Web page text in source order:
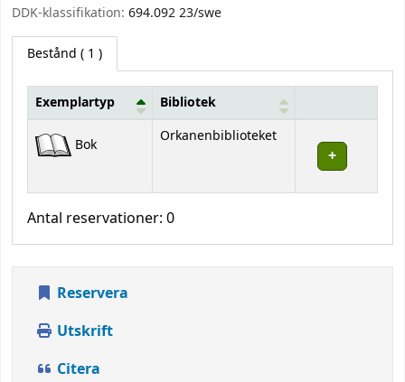
DDK-klassifikation: 694.092 23/swe
Bestånd ( 1 )
Bestånd
Exemplartyp Bibliotek
Bok Orkanenbiblioteket
Antal reservationer: 0
Reservera
Utskrift
Citera